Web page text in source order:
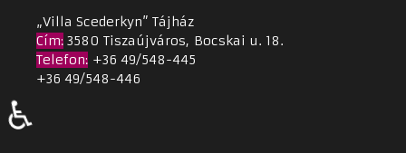
„Villa Scederkyn” Tájház
Cím: 3580 Tiszaújváros, Bocskai u. 18.
Telefon: +36 49/548-445
+36 49/548-446